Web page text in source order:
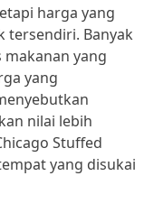
harga yang
tersendiri. Banyak
yang
yang
nilai lebih
Stuffed
yang disukai